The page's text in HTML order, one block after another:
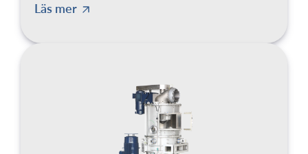
Läs mer